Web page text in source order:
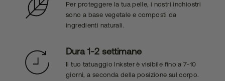
Per proteggere la tua pelle, i nostri inchiostri
sono a base vegetale e composti da
ingredienti naturali.
Dura 1-2 settimane
Il tuo tatuaggio Inkster è visibile fino a 7-10
giorni, a seconda della posizione sul corpo.